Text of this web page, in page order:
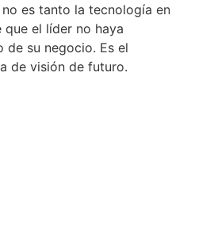
es tanto la tecnología en
que el líder no haya
de su negocio. Es el
de visión de futuro.